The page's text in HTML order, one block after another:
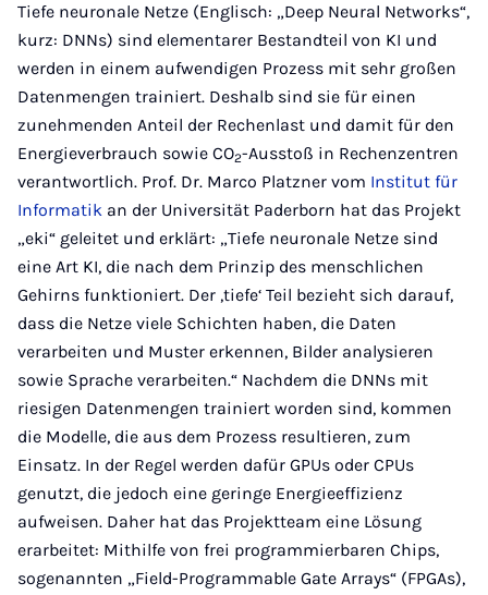
Tiefe neuronale Netze (Englisch: „Deep Neural Networks“,
kurz: DNNs) sind elementarer Bestandteil von KI und
werden in einem aufwendigen Prozess mit sehr großen
Datenmengen trainiert. Deshalb sind sie für einen
zunehmenden Anteil der Rechenlast und damit für den
Energieverbrauch sowie CO2-Ausstoß in Rechenzentren
verantwortlich. Prof. Dr. Marco Platzner vom Institut für
Informatik an der Universität Paderborn hat das Projekt
„eki“ geleitet und erklärt: „Tiefe neuronale Netze sind
eine Art KI, die nach dem Prinzip des menschlichen
Gehirns funktioniert. Der ,tiefe‘ Teil bezieht sich darauf,
dass die Netze viele Schichten haben, die Daten
verarbeiten und Muster erkennen, Bilder analysieren
sowie Sprache verarbeiten.“ Nachdem die DNNs mit
riesigen Datenmengen trainiert worden sind, kommen
die Modelle, die aus dem Prozess resultieren, zum
Einsatz. In der Regel werden dafür GPUs oder CPUs
genutzt, die jedoch eine geringe Energieeffizienz
aufweisen. Daher hat das Projektteam eine Lösung
erarbeitet: Mithilfe von frei programmierbaren Chips,
sogenannten „Field-Programmable Gate Arrays“ (FPGAs),